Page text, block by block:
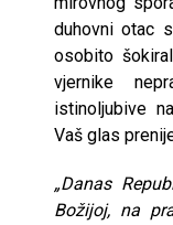
duhovni otac
osobito
vjernike
istinoljubive
Vaš glas
„Danas
Božijoj, na